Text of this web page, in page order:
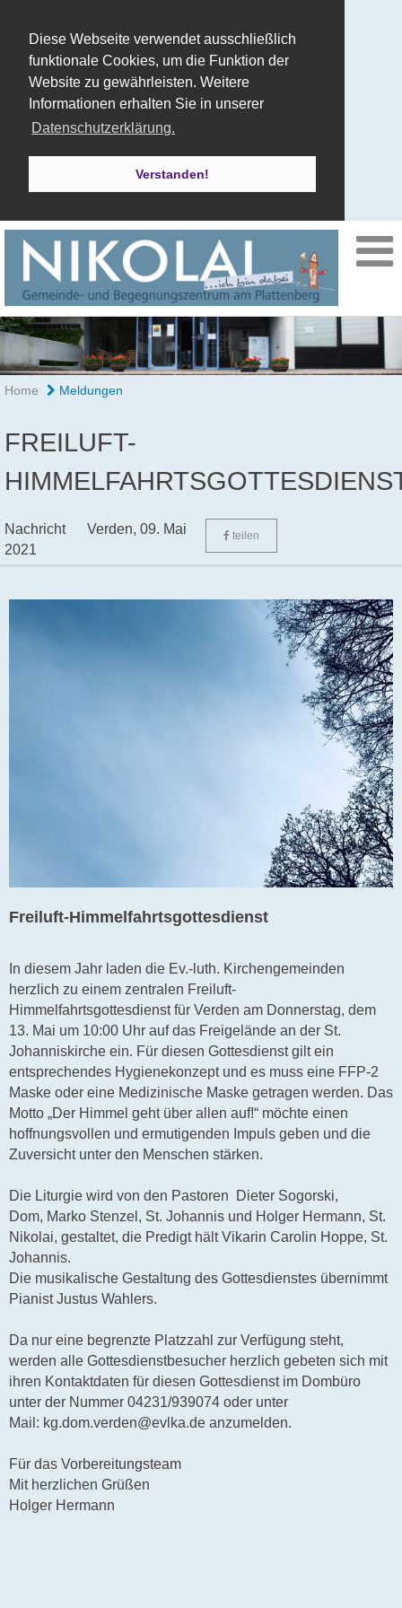
Diese Webseite verwendet ausschließlich
funktionale Cookies, um die Funktion der
Website zu gewährleisten. Weitere
Informationen erhalten Sie in unserer
Datenschutzerklärung.
Verstanden!
Home Meldungen
FREILUFT-
Nachricht Verden, 09. Mai
2021
teilen
Freiluft-Himmelfahrtsgottesdienst
In diesem Jahr laden die Ev.-luth. Kirchengemeinden
herzlich zu einem zentralen Freiluft-
Himmelfahrtsgottesdienst für Verden am Donnerstag, dem
13. Mai um 10:00 Uhr auf das Freigelände an der St.
Johanniskirche ein. Für diesen Gottesdienst gilt ein
entsprechendes Hygienekonzept und es muss eine FFP-2
Maske oder eine Medizinische Maske getragen werden. Das
Motto „Der Himmel geht über allen auf!“ möchte einen
hoffnungsvollen und ermutigenden Impuls geben und die
Zuversicht unter den Menschen stärken.
Die Liturgie wird von den Pastoren Dieter Sogorski,
Dom, Marko Stenzel, St. Johannis und Holger Hermann, St.
Nikolai, gestaltet, die Predigt hält Vikarin Carolin Hoppe, St.
Johannis.
Die musikalische Gestaltung des Gottesdienstes übernimmt
Pianist Justus Wahlers.
Da nur eine begrenzte Platzzahl zur Verfügung steht,
werden alle Gottesdienstbesucher herzlich gebeten sich mit
ihren Kontaktdaten für diesen Gottesdienst im Dombüro
unter der Nummer 04231/939074 oder unter
Mail: kg.dom.verden@evlka.de anzumelden.
Für das Vorbereitungsteam
Mit herzlichen Grüßen
Holger Hermann